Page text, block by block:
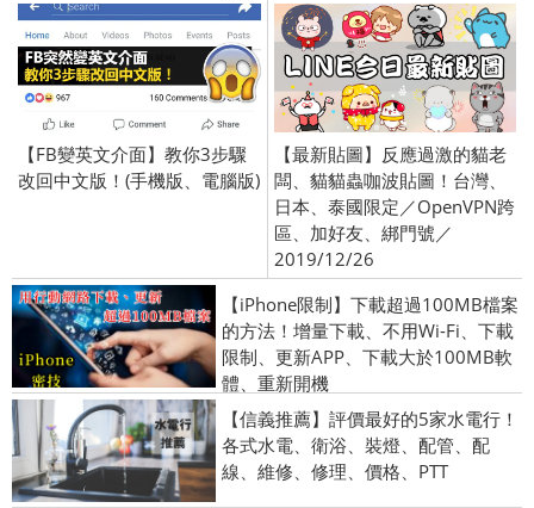
【FB變英文介面】教你3步驟
改回中文版！(手機版、電腦版)
【最新貼圖】反應過激的貓老
闆、貓貓蟲咖波貼圖！台灣、
日本、泰國限定／OpenVPN跨
區、加好友、綁門號／
2019/12/26
【iPhone限制】下載超過100MB檔案
的方法！增量下載、不用Wi-Fi、下載
限制、更新APP、下載大於100MB軟
體、重新開機
【信義推薦】評價最好的5家水電行！
各式水電、衛浴、裝燈、配管、配
線、維修、修理、價格、PTT